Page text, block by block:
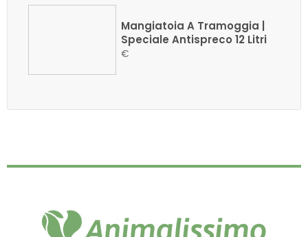
Mangiatoia A Tramoggia |
Speciale Antispreco 12 Litri
€